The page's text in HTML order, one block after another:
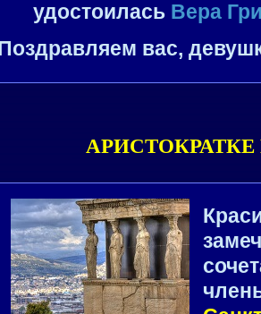
удостоилась Вера
Поздравляем вас,